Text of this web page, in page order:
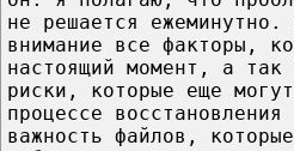
не решается ежеминутно.
внимание все факторы,
настоящий момент, а так
риски, которые еще
процессе
важность файлов,